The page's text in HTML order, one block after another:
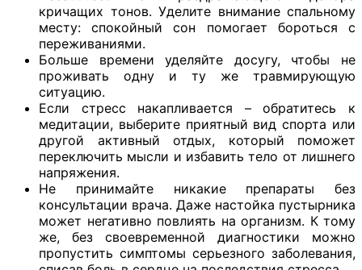
кричащих тонов. Уделите внимание спальному
месту: спокойный сон помогает бороться с
переживаниями.
Больше времени уделяйте досугу, чтобы не
проживать одну и ту же травмирующую
ситуацию.
Если стресс накапливается – обратитесь к
медитации, выберите приятный вид спорта или
другой активный отдых, который поможет
переключить мысли и избавить тело от лишнего
напряжения.
Не принимайте никакие препараты без
консультации врача. Даже настойка пустырника
может негативно повлиять на организм. К тому
же, без своевременной диагностики можно
пропустить симптомы серьезного заболевания,